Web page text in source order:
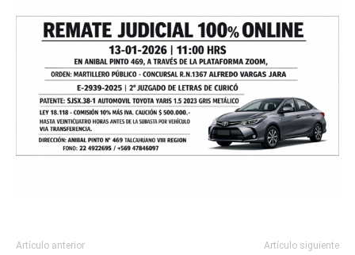
Artículo anterior Artículo siguiente